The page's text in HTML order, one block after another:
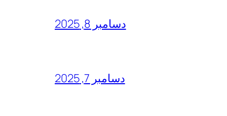
دسامبر 8, 2025
دسامبر 7, 2025